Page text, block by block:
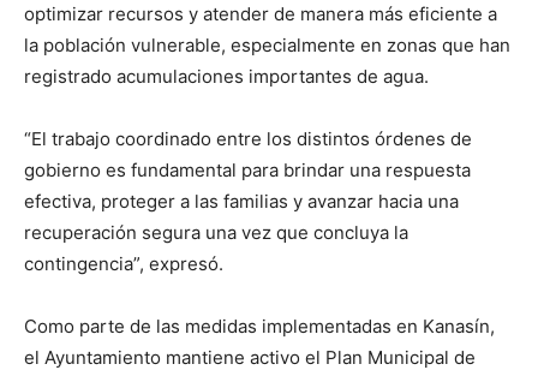
optimizar recursos y atender de manera más eficiente a
la población vulnerable, especialmente en zonas que han
registrado acumulaciones importantes de agua.
“El trabajo coordinado entre los distintos órdenes de
gobierno es fundamental para brindar una respuesta
efectiva, proteger a las familias y avanzar hacia una
recuperación segura una vez que concluya la
contingencia”, expresó.
Como parte de las medidas implementadas en Kanasín,
el Ayuntamiento mantiene activo el Plan Municipal de